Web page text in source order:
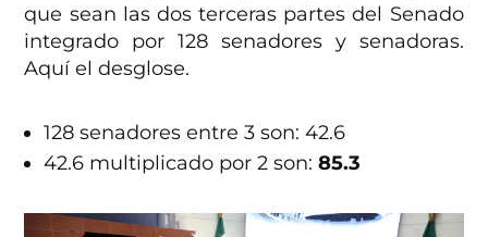
que sean las dos terceras partes del Senado
integrado por 128 senadores y senadoras.
Aquí el desglose.
128 senadores entre 3 son: 42.6
42.6 multiplicado por 2 son:85.3